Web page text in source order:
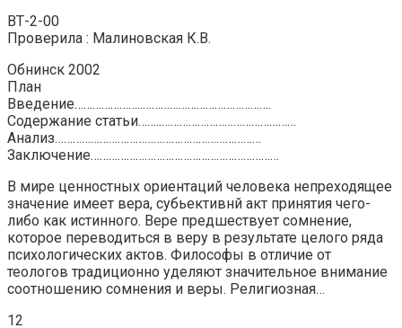
ВТ-2-00
Проверила : Малиновская К.В.
Обнинск 2002
План
Введение…………………..…………………………………….
Содержание статьи……..………………………………………
Анализ……………………………………………………………
Заключение………………………………………………………
В мире ценностных ориентаций человека непреходящее
значение имеет вера, субьективнй акт принятия чего-
либо как истинного. Вере предшествует сомнение,
которое переводиться в веру в результате целого ряда
психологических актов. Философы в отличие от
теологов традиционно уделяют значительное внимание
соотношению сомнения и веры. Религиозная…
12